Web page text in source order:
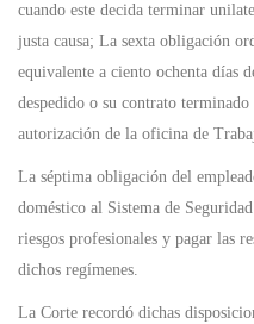
cuando este decida terminar
justa causa; La sexta obligación
equivalente a ciento ochenta días
despedido o su contrato
autorización de la oficina de
La séptima obligación del
doméstico al Sistema de
riesgos profesionales y pagar las
dichos regímenes.
La Corte recordó dichas